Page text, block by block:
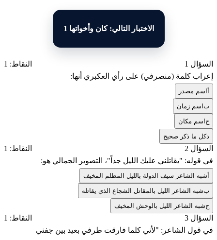
الاختبار التالي: كان وأخواتها 1
السؤال 1
النقاط: 1
إعراب كلمة (منصرفي) على رأي العكبري أنها:
اسم مصدر
باسم زمان
جاسم مكان
كل ما ذكر صحيح
السؤال 2
النقاط: 1
في قوله: "يقاتلني عليك الليل جداً"، التصوير الجمالي هو:
شبه الشاعر سيف الدولة بالليل المظلم المخيف
بشبه الشاعر الليل بالمقاتل الشجاع الذي يقاتله
جشبه الشاعر الليل بالوحش المخيف
السؤال 3
النقاط: 1
في قول الشاعر: "لأني كلما فارقت طرفي بعيد بين جفني